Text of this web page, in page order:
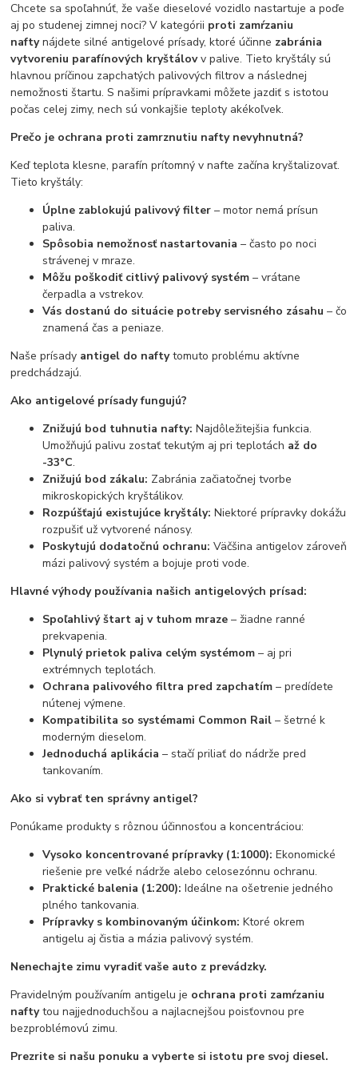
Chcete sa spoľahnúť, že vaše dieselové vozidlo nastartuje a poďe
aj po studenej zimnej noci? V kategórii proti zamŕzaniu
naftynájdete silné antigelové prísady, ktoré účinne zabránia
vytvoreniu parafínových kryštálovv palive. Tieto kryštály sú
hlavnou príčinou zapchatých palivových filtrov a následnej
nemožnosti štartu. S našimi prípravkami môžete jazdiť s istotou
počas celej zimy, nech sú vonkajšie teploty akékoľvek.
Prečo je ochrana proti zamrznutiu nafty nevyhnutná?
Keď teplota klesne, parafín prítomný v nafte začína kryštalizovať.
Tieto kryštály:
Úplne zablokujú palivový filter – motor nemá prísun
paliva.
Spôsobia nemožnosť nastartovania – často po noci
strávenej v mraze.
Môžu poškodiť citlivý palivový systém – vrátane
čerpadla a vstrekov.
Vás dostanú do situácie potreby servisného zásahu – čo
znamená čas a peniaze.
Naše prísady antigel do naftytomuto problému aktívne
predchádzajú.
Ako antigelové prísady fungujú?
Znižujú bod tuhnutia nafty: Najdôležitejšia funkcia.
Umožňujú palivu zostať tekutým aj pri teplotách až do
-33°C.
Znižujú bod zákalu: Zabránia začiatočnej tvorbe
mikroskopických kryštálikov.
Rozpúšťajú existujúce kryštály: Niektoré prípravky dokážu
rozpušiť už vytvorené nánosy.
Poskytujú dodatočnú ochranu: Väčšina antigelov zároveň
mázi palivový systém a bojuje proti vode.
Hlavné výhody používania našich antigelových prísad:
Spoľahlivý štart aj v tuhom mraze – žiadne ranné
prekvapenia.
Plynulý prietok paliva celým systémom – aj pri
extrémnych teplotách.
Ochrana palivového filtra pred zapchatím – predídete
nútenej výmene.
Kompatibilita so systémami Common Rail – šetrné k
moderným dieselom.
Jednoduchá aplikácia – stačí priliať do nádrže pred
tankovaním.
Ako si vybrať ten správny antigel?
Ponúkame produkty s rôznou účinnosťou a koncentráciou:
Vysoko koncentrované prípravky (1:1000): Ekonomické
riešenie pre veľké nádrže alebo celosezónnu ochranu.
Praktické balenia (1:200): Ideálne na ošetrenie jedného
plného tankovania.
Prípravky s kombinovaným účinkom: Ktoré okrem
antigelu aj čistia a mázia palivový systém.
Nenechajte zimu vyradiť vaše auto z prevádzky.
Pravidelným používaním antigelu je ochrana proti zamŕzaniu
naftytou najjednoduchšou a najlacnejšou poisťovnou pre
bezproblémovú zimu.
Prezrite si našu ponuku a vyberte si istotu pre svoj diesel.